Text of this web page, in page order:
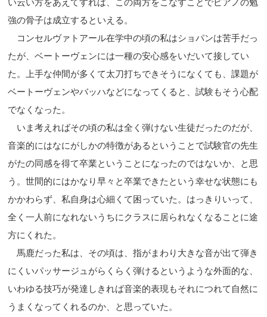
い云い方をあえてすれば、この両方をこなすことでピアノの勉
強の骨子は成立するといえる。
コンセルヴァトアール在学中の頃の私はショパンは苦手だっ
たが、ベートーヴェンには一種の安心感をいだいて接してい
た。上手な仲間が多くて太刀打ちできそうになくても、課題が
ベートーヴェンやバッハなどになってくると、試験もそう心配
でなくなった。
いま考えればその頃の私は全く弾けない生徒だったのだが、
音楽的にはなにがしかの特徴があるということで試験官の先生
がたの同感を得て卒業ということになったのではないか、と思
う。世間的にはかなり早々と卒業できたという幸せな状態にも
かかわらず、私自身は心細くて困っていた。はっきりいって、
全く一人前になれないうちにクラスに居られなくなることに途
方にくれた。
馬鹿だった私は、その頃は、指がまわり大きな音が出て弾き
にくいパッサージュがらくらく弾けるというような外面的な、
いわゆる技巧が発達しきれば音楽的表現もそれにつれて自然に
うまくなってくれるのか、と思っていた。